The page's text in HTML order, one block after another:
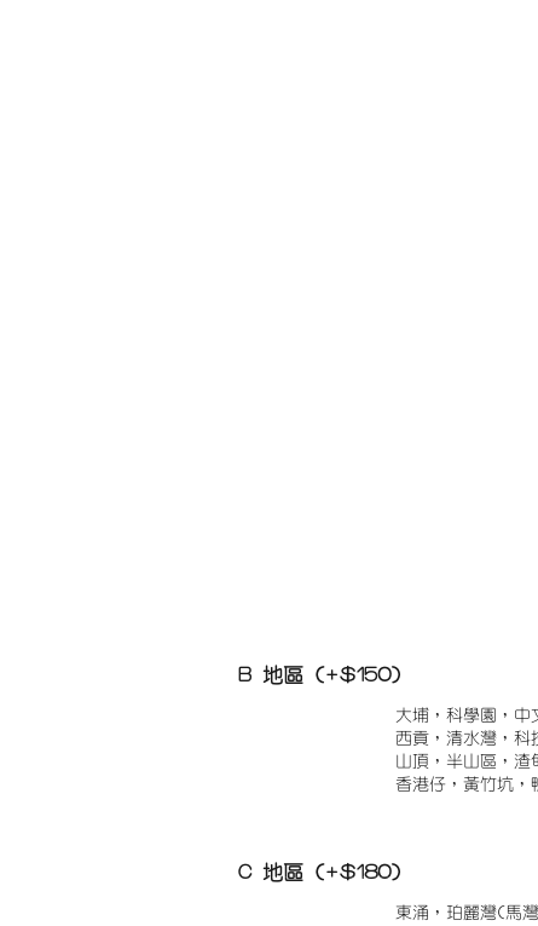
B 地區 (+$150)
大埔，科學園，中
西貢，清水灣，科
山頂，半山區，
香港仔，黃竹坑，
C 地區 (+$180)
東涌，珀麗灣(馬